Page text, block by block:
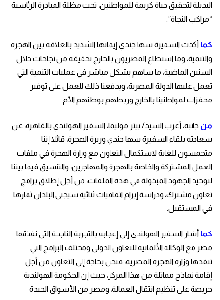
البديلة لتحقيق حياة كريمة للمواطنين، تحت مظلة المبادرة الرئاسية
“مراكب النجاة”.
كما أكدت السفيرة سها جندي إيمانها الشديد بالعلاقة بين الهجرة
والتنمية، وما استطاع المصريون بالخارج تحقيقه من نجاحات خلال
السنين الماضية، ما ساهم بشكل مباشر في عمليات التنمية التي
تعمل عليها الدولة المصرية، ويدفعنا ذلك للعمل على توفير
محفزات لمواطنينا بالخارج وربطهم بوطنهم الأم.
من جانبه، أعرب السيد/ بيتر موليما، السفير الهولندي بالقاهرة، عن
سعادته بلقاء السفيرة سها جندي وزيرة الهجرة، قائلا إننا
متحمسون للغاية لاستكمال التعاون مع وزارة الهجرة في ملفات
العمل المشتركة والخاصة بالهجرة والمهاجرين، والتنسيق فيما بيننا
لتوحيد الجهود المبذولة في هذه الملفات، من أجل إطلاق برامج
تعاون مشترك، ودراسة إبرام اتفاقيات ثنائية سيجني البلدان ثمارها
في المستقبل.
كما أشار السفير الهولندي إلى إعجابه بالتجربة الناجحة التي نفذتها
مصر مع الوكالة الألمانية للتعاون الدولي ومختلف البرامج التي
تنفذها وزارة الهجرة المصرية، فنحن بحاجة إلى التعاون من أجل
إقامة نماذج مماثلة من هذا المركز، حيث إن الحكومة الهولندية
حريصة على تنظيم انتقال العمالة، ومصر من الأسواق الجيدة